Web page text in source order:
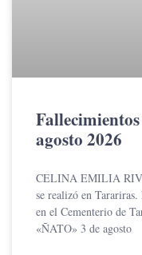
agosto 2026
CELINA EMILIA
se realizó en
en el Cementerio de
«ÑATO» 3 de agosto